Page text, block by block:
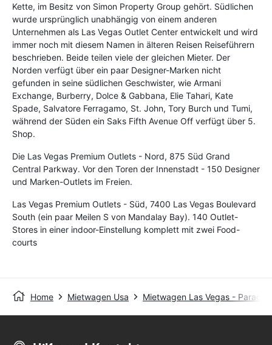
Kette, im Besitz von Simon Property Group gehört. Südlichen
wurde ursprünglich unabhängig von einem anderen
Unternehmen als Las Vegas Outlet Center entwickelt und wird
immer noch mit diesem Namen in älteren Reisen Reiseführern
beschrieben. Beide teilen viele der gleichen Mieter. Der
Norden verfügt über ein paar Designer-Marken nicht
gefunden in seine südlichen Geschwister, wie Armani
Exchange, Burberry, Dolce & Gabbana, Elie Tahari, Kate
Spade, Salvatore Ferragamo, St. John, Tory Burch und Tumi,
während der Süden ein Saks Fifth Avenue Off verfügt über 5.
Shop.
Die Las Vegas Premium Outlets - Nord, 875 Süd Grand
Central Parkway. Vor den Toren der Innenstadt - 150 Designer
und Marken-Outlets im Freien.
Las Vegas Premium Outlets - Süd, 7400 Las Vegas Boulevard
South (ein paar Meilen S von Mandalay Bay). 140 Outlet-
Stores in einer indoor-Einstellung komplett mit zwei Food-
courts
Home Mietwagen Usa Mietwagen Las Vegas - Paradise